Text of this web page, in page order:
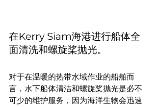
在Kerry Siam海港进行船体全
面清洗和螺旋桨抛光。
对于在温暖的热带水域作业的船舶而
言，水下船体清洁和螺旋桨抛光是必不
可少的维护服务，因为海洋生物会迅速